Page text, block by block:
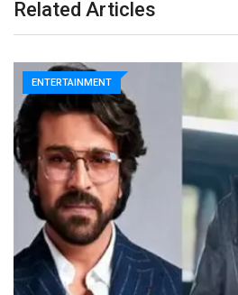
Related Articles
ENTERTAINMENT